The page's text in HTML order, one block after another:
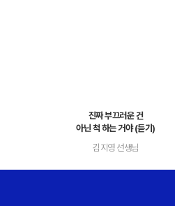
진짜 부끄러운 건
아닌 척 하는 거야 (듣기)
김지영 선생님